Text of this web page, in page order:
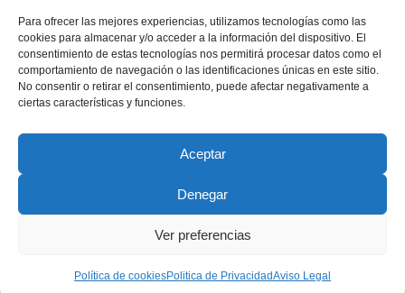
Para ofrecer las mejores experiencias, utilizamos tecnologías como las
cookies para almacenar y/o acceder a la información del dispositivo. El
consentimiento de estas tecnologías nos permitirá procesar datos como el
comportamiento de navegación o las identificaciones únicas en este sitio.
No consentir o retirar el consentimiento, puede afectar negativamente a
ciertas características y funciones.
Aceptar
Denegar
Ver preferencias
Política de cookiesPolitica de PrivacidadAviso Legal
Compartir publicación
18 agosto, 2001
Copyright © 2022 ADSP Salamanca. Todos los derechos